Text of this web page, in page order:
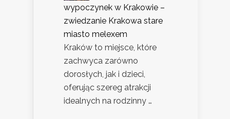
wypoczynek w Krakowie –
zwiedzanie Krakowa stare
miasto melexem
Kraków to miejsce, które
zachwyca zarówno
dorosłych, jak i dzieci,
oferując szereg atrakcji
idealnych na rodzinny …